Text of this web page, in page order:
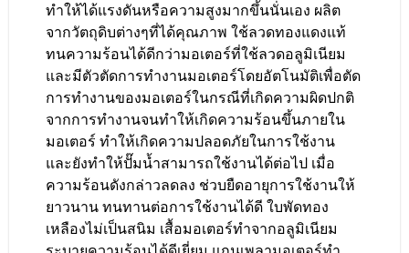
ทำให้ได้แรงดันหรือความสูงมากขึ้นนั่นเอง ผลิต
จากวัตถุดิบต่างๆที่ได้คุณภาพ ใช้ลวดทองแดงแท้
ทนความร้อนได้ดีกว่ามอเตอร์ที่ใช้ลวดอลูมิเนียม
และมีตัวตัดการทำงานมอเตอร์โดยอัตโนมัติเพื่อตัด
การทำงานของมอเตอร์ในกรณีที่เกิดความผิดปกติ
จากการทำงานจนทำให้เกิดความร้อนขึ้นภายใน
มอเตอร์ ทำให้เกิดความปลอดภัยในการใช้งาน
และยังทำให้ปั๊มน้ำสามารถใช้งานได้ต่อไป เมื่อ
ความร้อนดังกล่าวลดลง ช่วบยืดอายุการใช้งานให้
ยาวนาน ทนทานต่อการใช้งานได้ดี ใบพัดทอง
เหลืองไม่เป็นสนิม เสื้อมอเตอร์ทำจากอลูมิเนียม